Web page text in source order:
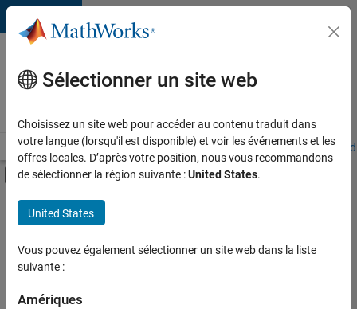
Passer au contenu
Votre
carrière
chez
Accueil Explorer nos opportunités Adresses de nos bureaux
Activer/désactiver l'affichage du menu
Contenu principal
FILTRER PAR
Technologies de l’information
Communication marketing
Juridique
Sélectionner un site web
Choisissez un site web pour accéder au contenu traduit dans
votre langue (lorsqu'il est disponible) et voir les événements et les
offres locales. D’après votre position, nous vous recommandons
de sélectionner la région suivante :United States.
United States
Vous pouvez également sélectionner un site web dans la liste
suivante :
Amériques